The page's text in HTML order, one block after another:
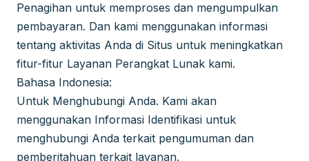
Penagihan untuk memproses dan mengumpulkan
pembayaran. Dan kami menggunakan informasi
tentang aktivitas Anda di Situs untuk meningkatkan
fitur-fitur Layanan Perangkat Lunak kami.
Bahasa Indonesia:
Untuk Menghubungi Anda. Kami akan
menggunakan Informasi Identifikasi untuk
menghubungi Anda terkait pengumuman dan
pemberitahuan terkait layanan.